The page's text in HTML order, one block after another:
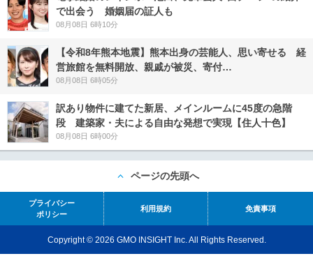
で出会う 婚姻届の証人も
08月08日 6時10分
【令和8年熊本地震】熊本出身の芸能人、思い寄せる 経
営旅館を無料開放、親戚が被災、寄付…
08月08日 6時05分
訳あり物件に建てた新居、メインルームに45度の急階
段 建築家・夫による自由な発想で実現【住人十色】
08月08日 6時00分
ページの先頭へ
プライバシー
ポリシー
利用規約 免責事項
Copyright © 2026 GMO INSIGHT Inc. All Rights Reserved.